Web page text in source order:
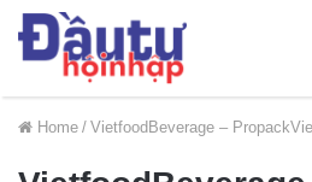
Home / VietfoodBeverage –